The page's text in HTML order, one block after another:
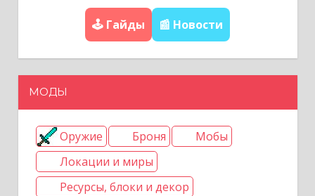
п
и
🕹️ Гайды 📰 Новости
МОДЫ
Оружие Броня
Мобы
Локации и миры
Ресурсы, блоки и декор